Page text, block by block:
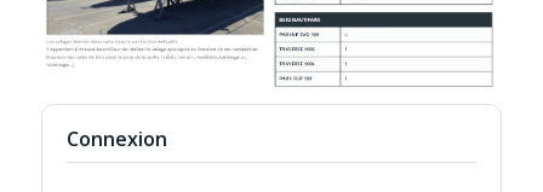
Connexion